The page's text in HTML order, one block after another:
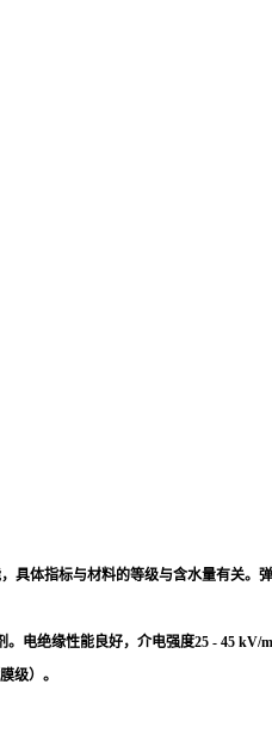
具体指标与材料的等级与含水量有关
电绝缘性能良好，介电强度25 - 45
级）。